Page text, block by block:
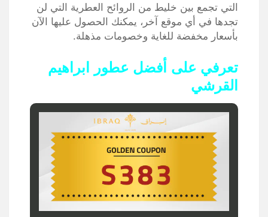
التي تجمع بين خليط من الروائح العطرية التي لن
تجدها في أي موقع آخر، يمكنك الحصول عليها الآن
بأسعار مخفضة للغاية وخصومات مذهلة.
تعرفي على أفضل عطور ابراهيم
القرشي